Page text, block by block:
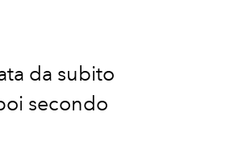
da subito
secondo